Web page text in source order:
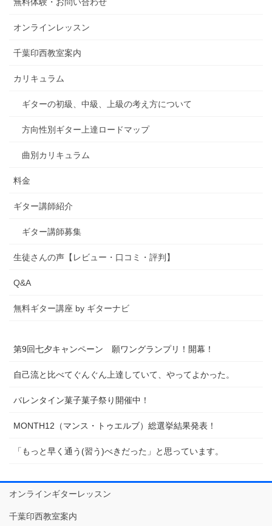
オンラインレッスン
千葉印西教室案内
カリキュラム
ギターの初級、中級、上級の考え方について
方向性別ギター上達ロードマップ
曲別カリキュラム
料金
ギター講師紹介
ギター講師募集
生徒さんの声【レビュー・口コミ・評判】
Q&A
無料ギター講座 by ギターナビ
第9回七夕キャンペーン 願ワングランプリ！開幕！
自己流と比べてぐんぐん上達していて、やってよかった。
バレンタイン菓子菓子祭り開催中！
MONTH12（マンス・トゥエルブ）総選挙結果発表！
「もっと早く通う(習う)べきだった」と思っています。
オンラインギターレッスン
千葉印西教室案内